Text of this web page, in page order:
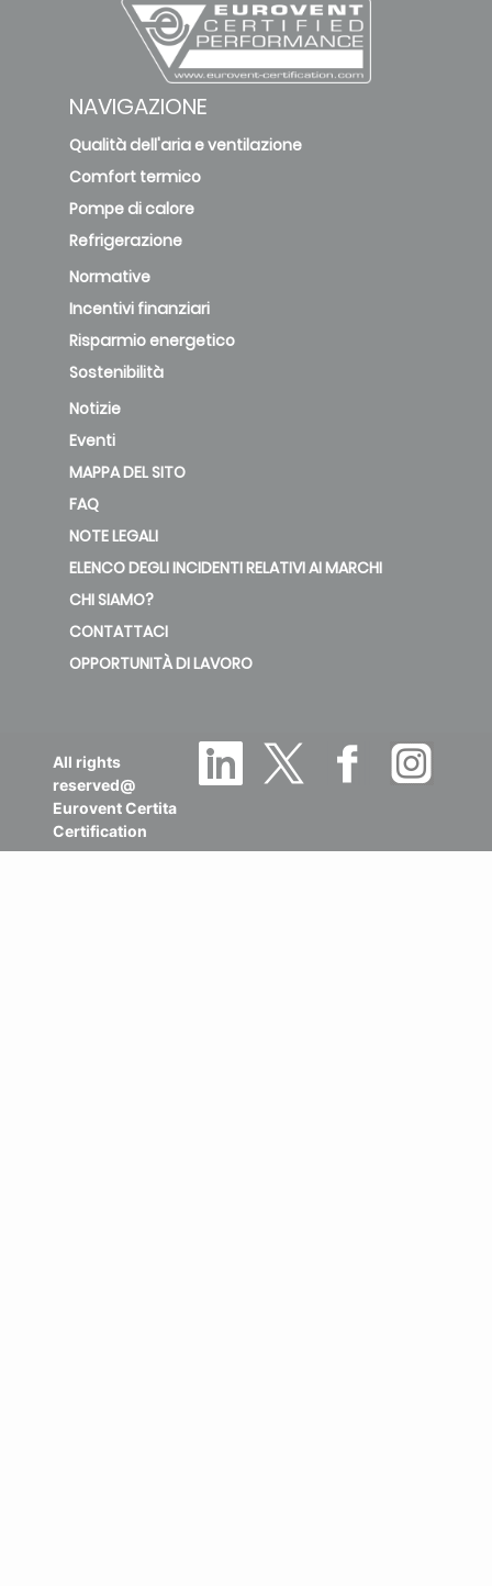
NAVIGAZIONE
Qualità dell'aria e ventilazione
Comfort termico
Pompe di calore
Refrigerazione
Normative
Incentivi finanziari
Risparmio energetico
Sostenibilità
Notizie
Eventi
MAPPA DEL SITO
FAQ
NOTE LEGALI
ELENCO DEGLI INCIDENTI RELATIVI AI MARCHI
CHI SIAMO?
CONTATTACI
OPPORTUNITÀ DI LAVORO
All rights
reserved@
Eurovent Certita
Certification